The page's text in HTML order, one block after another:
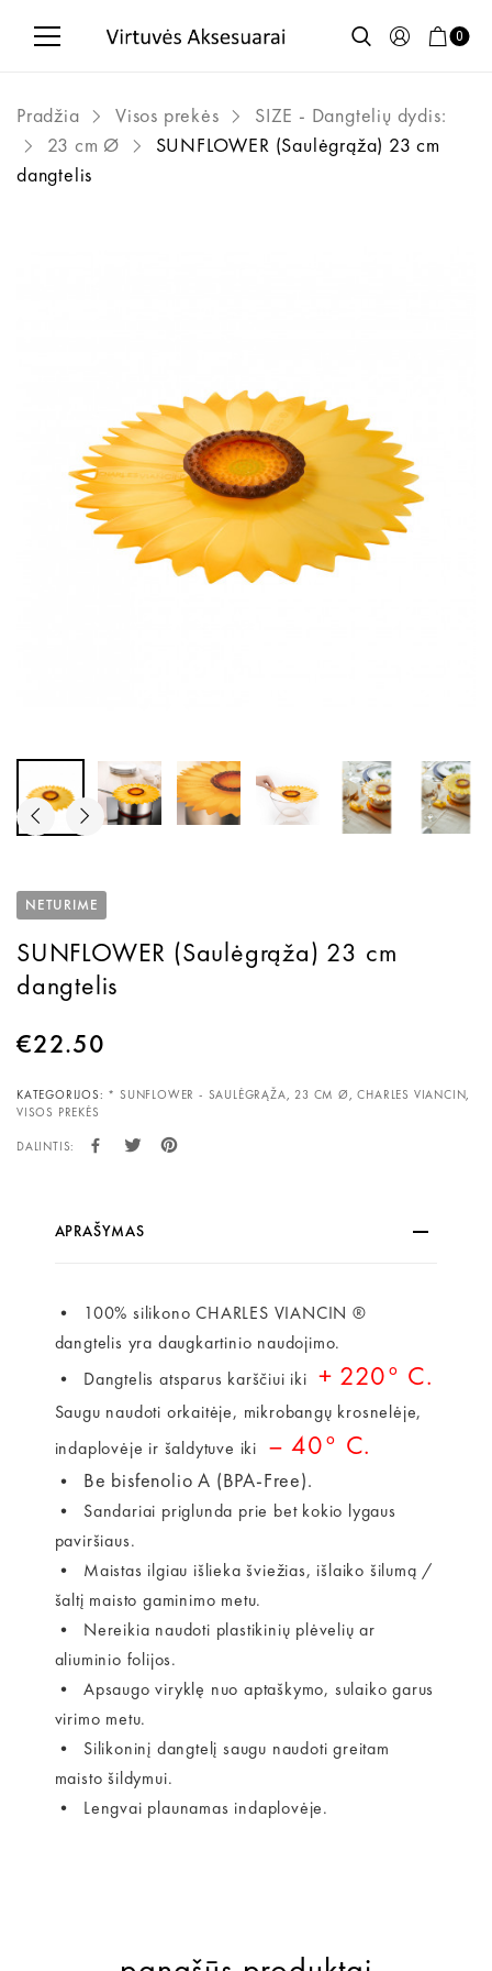
0
Pradžia Visos prekės
SIZE - Dangtelių dydis:
23 cm Ø
SUNFLOWER (Saulėgrąža) 23 cm
dangtelis
NETURIME
SUNFLOWER (Saulėgrąža) 23 cm
dangtelis
€22.50
KATEGORIJOS: * SUNFLOWER - SAULĖGRĄŽA, 23 CM Ø ,CHARLES VIANCIN,
VISOS PREKĖS
DALINTIS:
APRAŠYMAS
• 100% silikono CHARLES VIANCIN ®
dangtelis yra daugkartinio naudojimo.
• Dangtelis atsparus karščiui iki + 220° C.
Saugu naudoti orkaitėje, mikrobangų krosnelėje,
indaplovėje ir šaldytuve iki – 40° C.
• Be bisfenolio A (BPA-Free).
• Sandariai priglunda prie bet kokio lygaus
paviršiaus.
• Maistas ilgiau išlieka šviežias, išlaiko šilumą /
šaltį maisto gaminimo metu.
• Nereikia naudoti plastikinių plėvelių ar
aliuminio folijos.
• Apsaugo viryklę nuo aptaškymo, sulaiko garus
virimo metu.
• Silikoninį dangtelį saugu naudoti greitam
maisto šildymui.
• Lengvai plaunamas indaplovėje.